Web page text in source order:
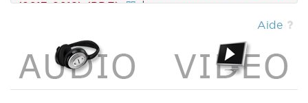
(2017-2018) (PDF)
|
Aide